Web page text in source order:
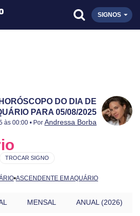
SIGNOS
HORÓSCOPO DO DIA DE
PARA 05/08/2025
às 00:00 • Por Andressa Borba
•ASCENDENTE EM AQUÁRIO
TROCAR SIGNO
MENSAL ANUAL (2026)